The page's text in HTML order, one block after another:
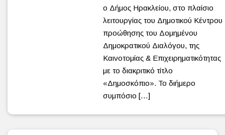
ο Δήμος Ηρακλείου, στο πλαίσιο
λειτουργίας του Δημοτικού Κέντρου
προώθησης του Δομημένου
Δημοκρατικού Διαλόγου, της
Καινοτομίας & Επιχειρηματικότητας
με το διακριτικό τίτλο
«Δημοσκόπιο». Το διήμερο
συμπόσιο […]